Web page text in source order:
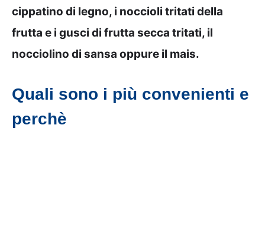
cippatino di legno, i noccioli tritati della
frutta e i gusci di frutta secca tritati, il
nocciolino di sansa oppure il mais.
Quali sono i più convenienti e
perchè